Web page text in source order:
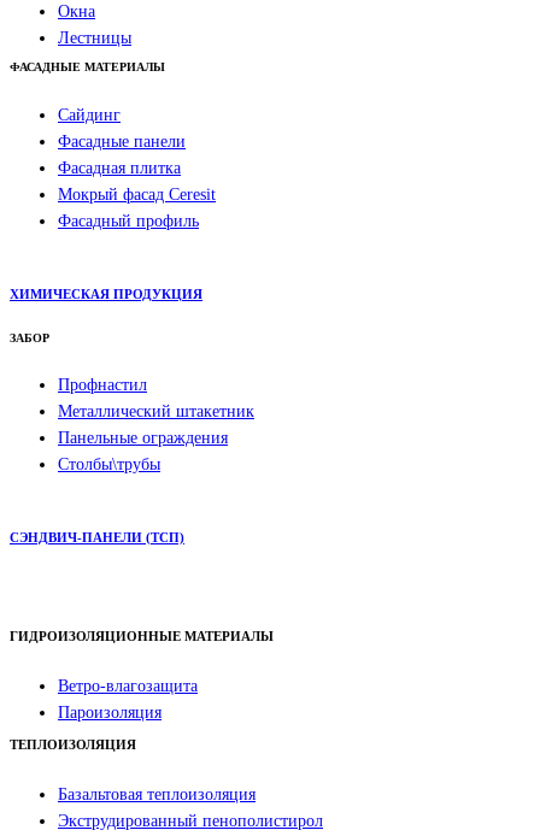
Окна
Лестницы
ФАСАДНЫЕ МАТЕРИАЛЫ
Сайдинг
Фасадные панели
Фасадная плитка
Мокрый фасад Ceresit
Фасадный профиль
ХИМИЧЕСКАЯ ПРОДУКЦИЯ
ЗАБОР
Профнастил
Металлический штакетник
Панельные ограждения
Столбы\трубы
СЭНДВИЧ-ПАНЕЛИ (ТСП)
ГИДРОИЗОЛЯЦИОННЫЕ МАТЕРИАЛЫ
Ветро-влагозащита
Пароизоляция
ТЕПЛОИЗОЛЯЦИЯ
Базальтовая теплоизоляция
Экструдированный пенополистирол